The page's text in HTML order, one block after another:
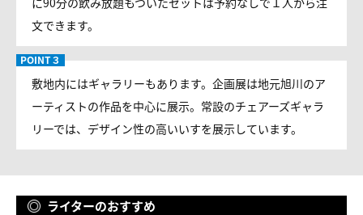
文できます。
敷地内にはギャラリーもあります。企画展は地元旭川のア
ーティストの作品を中心に展示。常設のチェアーズギャラ
リーでは、デザイン性の高いいすを展示しています。
ライターのおすすめ